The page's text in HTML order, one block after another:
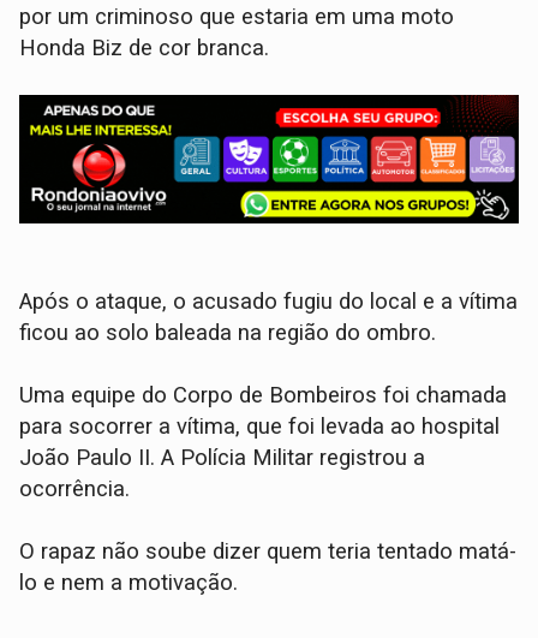
por um criminoso que estaria em uma moto
Honda Biz de cor branca.
Após o ataque, o acusado fugiu do local e a vítima
ficou ao solo baleada na região do ombro.
Uma equipe do Corpo de Bombeiros foi chamada
para socorrer a vítima, que foi levada ao hospital
João Paulo II. A Polícia Militar registrou a
ocorrência.
O rapaz não soube dizer quem teria tentado matá-
lo e nem a motivação.